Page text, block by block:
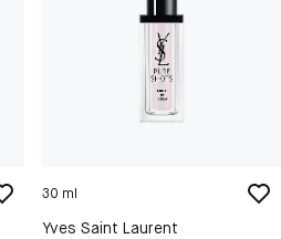
30 ml
Yves Saint Laurent